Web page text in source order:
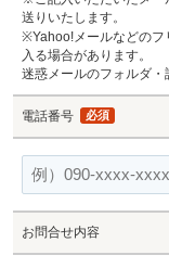
送りいたします。
※Yahoo!メールなどのフ
入る場合があります。
迷惑メールのフォルダ・
電話番号 必須
お問合せ内容